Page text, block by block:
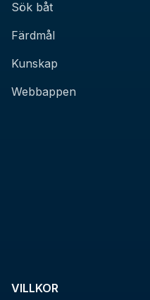
Sök båt
Färdmål
Kunskap
Webbappen
VILLKOR